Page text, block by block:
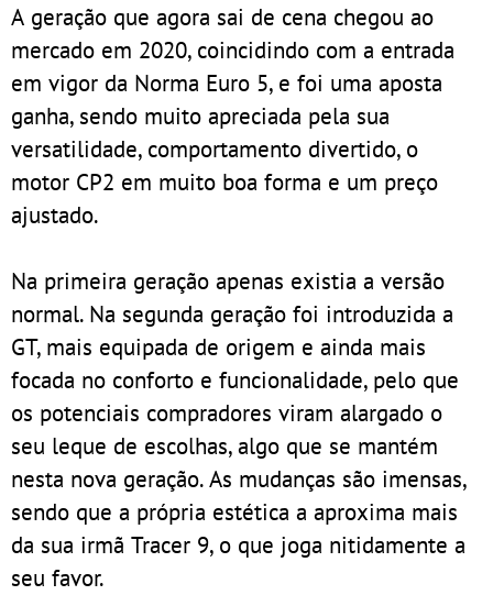
A geração que agora sai de cena chegou ao
mercado em 2020, coincidindo com a entrada
em vigor da Norma Euro 5, e foi uma aposta
ganha, sendo muito apreciada pela sua
versatilidade, comportamento divertido, o
motor CP2 em muito boa forma e um preço
ajustado.
Na primeira geração apenas existia a versão
normal. Na segunda geração foi introduzida a
GT, mais equipada de origem e ainda mais
focada no conforto e funcionalidade, pelo que
os potenciais compradores viram alargado o
seu leque de escolhas, algo que se mantém
nesta nova geração. As mudanças são imensas,
sendo que a própria estética a aproxima mais
da sua irmã Tracer 9, o que joga nitidamente a
seu favor.